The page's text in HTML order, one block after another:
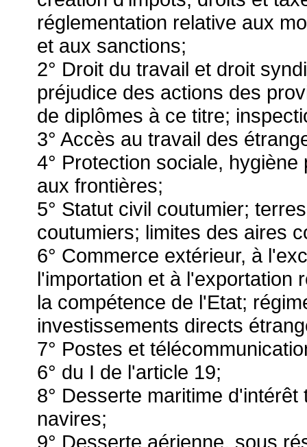
réglementation relative aux
et aux sanctions;
2° Droit du travail et droit
préjudice des actions des
de diplômes à ce titre;
3° Accès au travail des
4° Protection sociale,
aux frontières;
5° Statut civil coutumier;
coutumiers; limites des aires
6° Commerce extérieur, à
l'importation et à l'exportation
la compétence de l'Etat;
investissements directs
7° Postes et
6° du I de l'article 19;
8° Desserte maritime
navires;
9° Desserte aérienne, sous